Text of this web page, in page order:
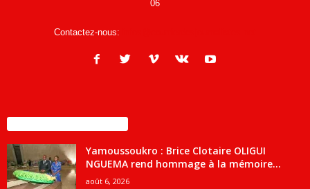
06
Contactez-nous:
Yamoussoukro : Brice Clotaire OLIGUI
NGUEMA rend hommage à la mémoire...
août 6, 2026